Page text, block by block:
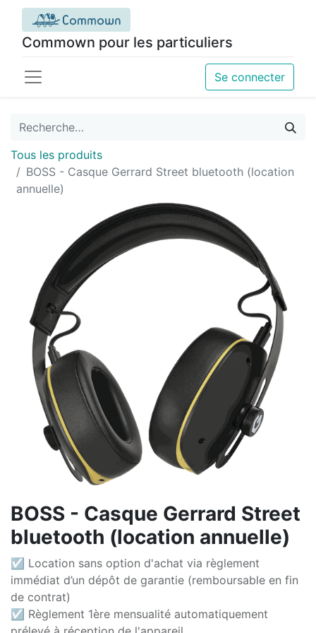
Commown pour les particuliers
Se connecter
Tous les produits
BOSS - Casque Gerrard Street bluetooth (location
annuelle)
BOSS - Casque Gerrard Street
bluetooth (location annuelle)
☑ Location sans option d'achat via règlement
immédiat d’un dépôt de garantie (remboursable en fin
de contrat)
☑ Règlement 1ère mensualité automatiquement